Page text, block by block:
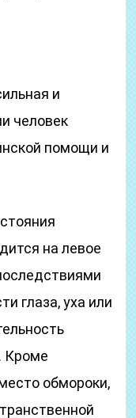
и
человек
помощи и
на левое
глаза, уха или
Кроме
обмороки,